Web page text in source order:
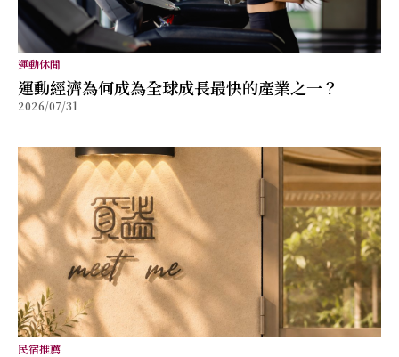
運動休閒
運動經濟為何成為全球成長最快的產業之一？
2026/07/31
民宿推薦